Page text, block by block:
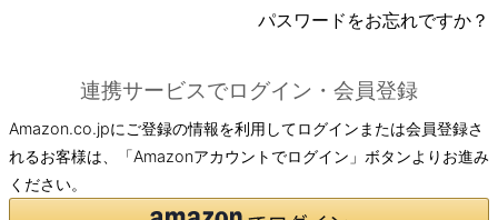
パスワードをお忘れですか？
連携サービスでログイン・会員登録
Amazon.co.jpにご登録の情報を利用してログインまたは会員登録さ
れるお客様は、「Amazonアカウントでログイン」ボタンよりお進み
ください。